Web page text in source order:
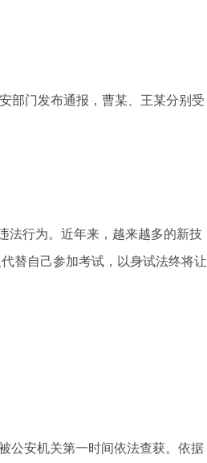
部门发布通报，曹某、王某分别受
法行为。近年来，越来越多的新技
替自己参加考试，以身试法终将让
公安机关第一时间依法查获。依据